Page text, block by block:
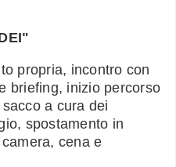
propria, incontro con
briefing, inizio percorso
a cura dei
spostamento in
cena e